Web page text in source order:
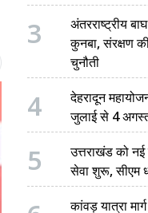
3
अंतरराष्ट्रीय
कुनबा, संरक्षण
चुनौती
4
देहरादून
जुलाई से 4
5
उत्तराखंड को
सेवा शुरू, सीएम
कांवड़ यात्रा